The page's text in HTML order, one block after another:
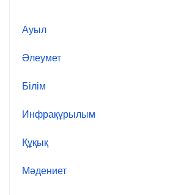
Ауыл
Әлеумет
Білім
Инфрақұрылым
Құқық
Мәдениет